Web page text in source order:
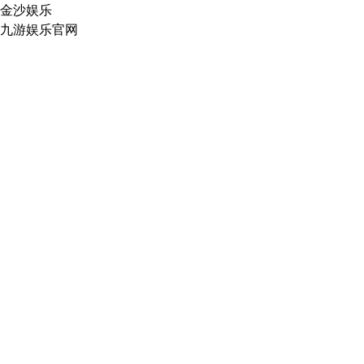
金沙娱乐
九游娱乐官网